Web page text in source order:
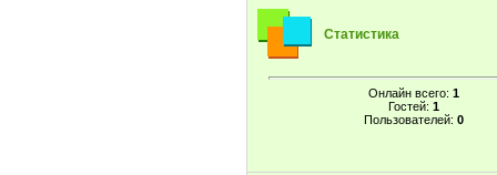
Статистика
Онлайн всего: 1
Гостей: 1
Пользователей: 0